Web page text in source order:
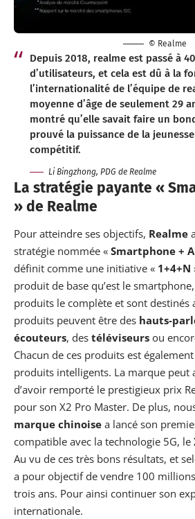
© Realme
Depuis 2018, realme est passé à
d’utilisateurs, et cela est dû à la
l’internationalité de l’équipe de
moyenne d’âge de seulement 29
montré qu’elle savait faire un
prouvé la puissance de la
compétitif.
Li Bingzhong, PDG de Realme
La stratégie payante «
» de Realme
Pour atteindre ses objectifs, Realme
stratégie nommée « Smartphone +
définit comme une initiative « 1+4+N
produit de base qu’est le
produits le complète et sont destinés
produits peuvent être des hauts-
écouteurs, des téléviseurs ou
Chacun de ces produits est
produits intelligents. La marque peut
d’avoir remporté le prestigieux prix
pour son X2 Pro Master. De plus,
marque chinoise a lancé son
compatible avec la technologie 5G, le
Au vu de ces très bons résultats, et
a pour objectif de vendre 100
trois ans. Pour ainsi continuer son
internationale.